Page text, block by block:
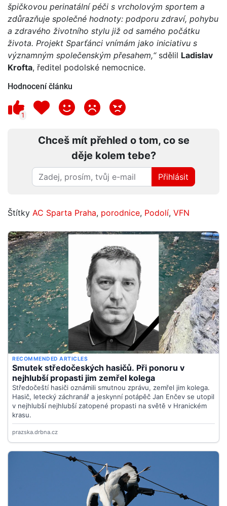
špičkovou perinatální péči s vrcholovým sportem a
zdůrazňuje společné hodnoty: podporu zdraví, pohybu
a zdravého životního stylu již od samého počátku
života. Projekt Sparťánci vnímám jako iniciativu s
významným společenským přesahem,“sdělil Ladislav
Krofta, ředitel podolské nemocnice.
Hodnocení článku
1
Chceš mít přehled o tom, co se
děje kolem tebe?
Přihlásit
Štítky AC Sparta Praha, porodnice, Podolí, VFN